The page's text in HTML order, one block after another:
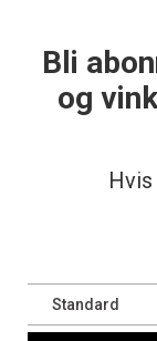
Bli
og
Standard